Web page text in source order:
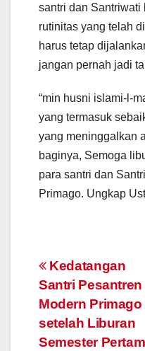
santri dan Santriwati
rutinitas yang telah
harus tetap
jangan pernah jadi
“min husni islami-l-
yang termasuk
yang meninggalkan
baginya, Semoga
para santri dan
Primago. Ungkap
Post
navigation
Kedatangan
Santri Pesantren
Modern Primago
setelah Liburan
Semester